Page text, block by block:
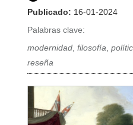
Publicado: 16-01-2024
Palabras clave:
modernidad,filosofía,
reseña